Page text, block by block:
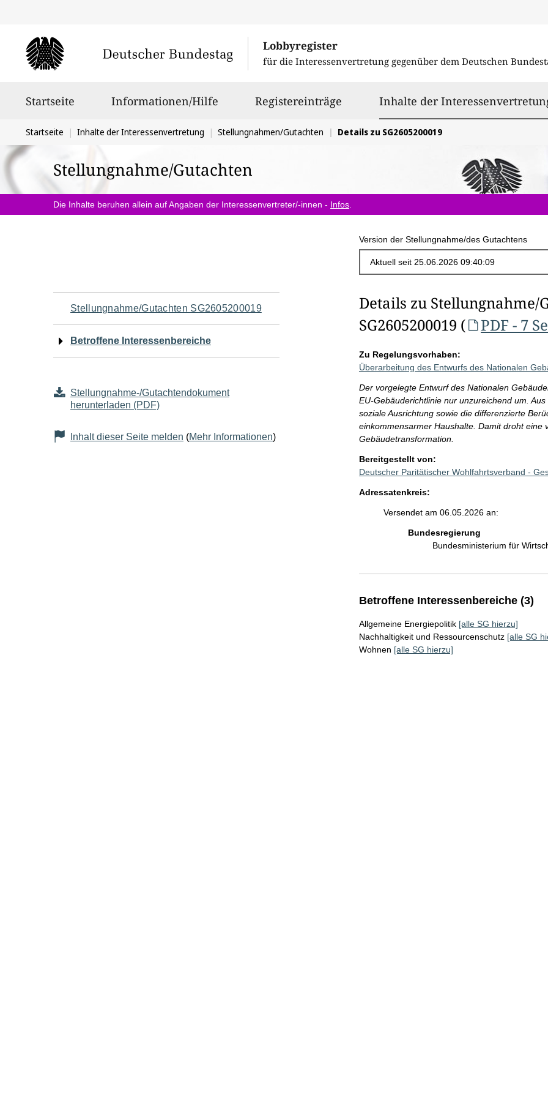
Lobbyregister
für die Interessenvertretung gegenüber dem Deutschen
Startseite Informationen/Hilfe Registereinträge Inhalte der
Sie
befinden
sich
hier:
Startseite Inhalte der Interessenvertretung Stellungnahmen/Gutachten Details zu SG2605200019
Stellungnahme/Gutachten
Die Inhalte beruhen allein auf Angaben der Interessenvertreter/-innen - Infos
Version der Stellungnahme/des Gutachtens
Navigation
für
Seiteninhalt
Stellungnahme/Gutachten SG2605200019
Betroffene Interessenbereiche
Stellungnahme-/Gutachtendokument
herunterladen (PDF)
Inhalt dieser Seite melden (Mehr Informationen)
Details zu Stellungnahme/
SG2605200019 (
PDF - 7
Zu Regelungsvorhaben:
Überarbeitung des Entwurfs des Nationalen
Der vorgelegte Entwurf des Nationalen
EU-Gebäuderichtlinie nur unzureichend um.
soziale Ausrichtung sowie die differenzierte
einkommensarmer Haushalte. Damit droht
Gebäudetransformation.
Bereitgestellt von:
Deutscher Paritätischer Wohlfahrtsverband -
Adressatenkreis:
Versendet am 06.05.2026 an:
Bundesregierung
Bundesministerium für
Betroffene Interessenbereiche (3)
Allgemeine Energiepolitik [alle SG hierzu]
Nachhaltigkeit und Ressourcenschutz [alle SG
Wohnen [alle SG hierzu]